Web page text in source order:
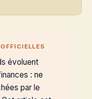
évoluent
: ne
par le